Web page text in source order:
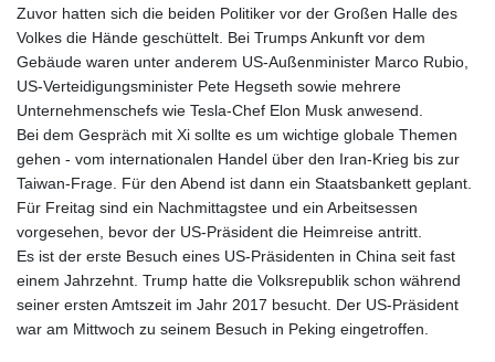
Zuvor hatten sich die beiden Politiker vor der Großen Halle des
Volkes die Hände geschüttelt. Bei Trumps Ankunft vor dem
Gebäude waren unter anderem US-Außenminister Marco Rubio,
US-Verteidigungsminister Pete Hegseth sowie mehrere
Unternehmenschefs wie Tesla-Chef Elon Musk anwesend.
Bei dem Gespräch mit Xi sollte es um wichtige globale Themen
gehen - vom internationalen Handel über den Iran-Krieg bis zur
Taiwan-Frage. Für den Abend ist dann ein Staatsbankett geplant.
Für Freitag sind ein Nachmittagstee und ein Arbeitsessen
vorgesehen, bevor der US-Präsident die Heimreise antritt.
Es ist der erste Besuch eines US-Präsidenten in China seit fast
einem Jahrzehnt. Trump hatte die Volksrepublik schon während
seiner ersten Amtszeit im Jahr 2017 besucht. Der US-Präsident
war am Mittwoch zu seinem Besuch in Peking eingetroffen.